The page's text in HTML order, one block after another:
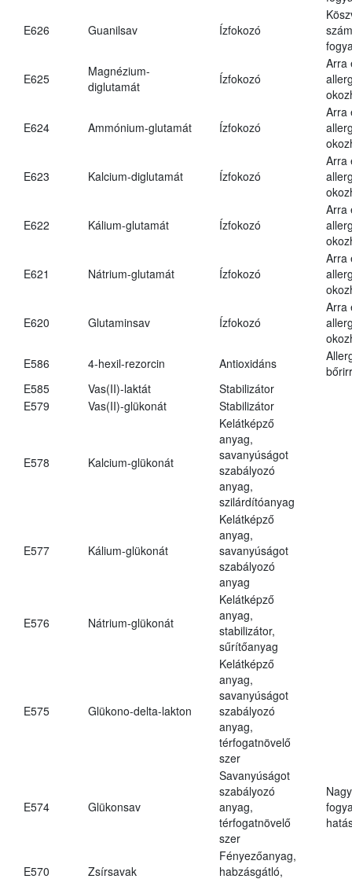
E626 Guanilsav Ízfokozó
E625
Magnézium-
diglutamát
Ízfokozó
Arra
E624 Ammónium-glutamát Ízfokozó
Arra
E623 Kalcium-diglutamát Ízfokozó
Arra
E622 Kálium-glutamát Ízfokozó
Arra
E621 Nátrium-glutamát Ízfokozó
Arra
E620 Glutaminsav Ízfokozó
Arra
E586
4-hexil-rezorcin Antioxidáns
E585
Vas(II)-laktát
Stabilizátor
E579
Vas(II)-glükonát Stabilizátor
E578 Kalcium-glükonát
Kelátképző
anyag,
savanyúságot
szabályozó
anyag,
szilárdítóanyag
E577 Kálium-glükonát
Kelátképző
anyag,
savanyúságot
szabályozó
anyag
E576 Nátrium-glükonát
Kelátképző
anyag,
stabilizátor,
sűrítőanyag
E575 Glükono-delta-lakton
Kelátképző
anyag,
savanyúságot
szabályozó
anyag,
térfogatnövelő
szer
E574 Glükonsav
Savanyúságot
szabályozó
anyag,
térfogatnövelő
szer
E570 Zsírsavak
Fényezőanyag,
habzásgátló,